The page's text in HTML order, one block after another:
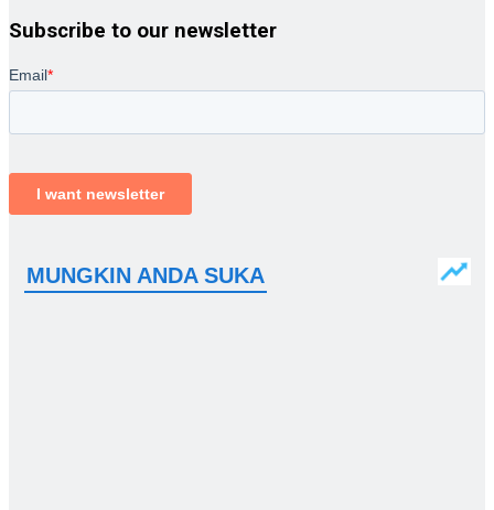
Subscribe to our newsletter